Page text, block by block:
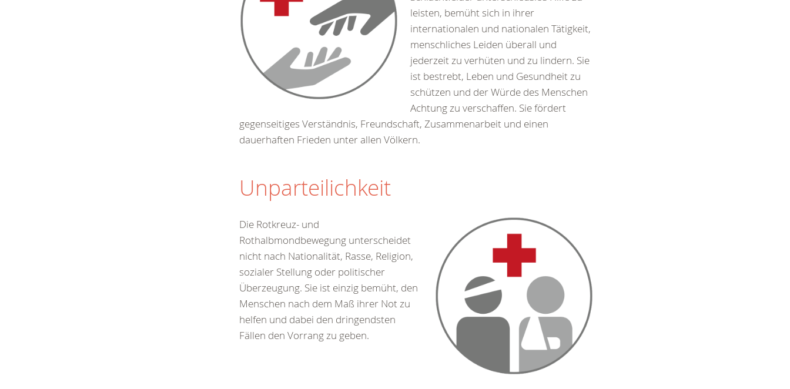
leisten, bemüht sich in ihrer
internationalen und nationalen Tätigkeit,
menschliches Leiden überall und
jederzeit zu verhüten und zu lindern. Sie
ist bestrebt, Leben und Gesundheit zu
schützen und der Würde des Menschen
Achtung zu verschaffen. Sie fördert
gegenseitiges Verständnis, Freundschaft, Zusammenarbeit und einen
dauerhaften Frieden unter allen Völkern.
Unparteilichkeit
Die Rotkreuz- und
Rothalbmondbewegung unterscheidet
nicht nach Nationalität, Rasse, Religion,
sozialer Stellung oder politischer
Überzeugung. Sie ist einzig bemüht, den
Menschen nach dem Maß ihrer Not zu
helfen und dabei den dringendsten
Fällen den Vorrang zu geben.